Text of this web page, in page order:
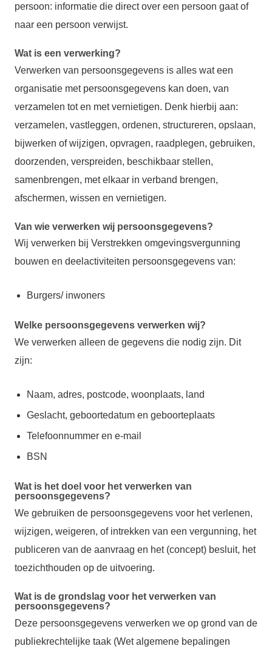
persoon: informatie die direct over een persoon gaat of
naar een persoon verwijst.
Wat is een verwerking?
Verwerken van persoonsgegevens is alles wat een
organisatie met persoonsgegevens kan doen, van
verzamelen tot en met vernietigen. Denk hierbij aan:
verzamelen, vastleggen, ordenen, structureren, opslaan,
bijwerken of wijzigen, opvragen, raadplegen, gebruiken,
doorzenden, verspreiden, beschikbaar stellen,
samenbrengen, met elkaar in verband brengen,
afschermen, wissen en vernietigen.
Van wie verwerken wij persoonsgegevens?
Wij verwerken bij Verstrekken omgevingsvergunning
bouwen en deelactiviteiten persoonsgegevens van:
Burgers/ inwoners
Welke persoonsgegevens verwerken wij?
We verwerken alleen de gegevens die nodig zijn. Dit
zijn:
Naam, adres, postcode, woonplaats, land
Geslacht, geboortedatum en geboorteplaats
Telefoonnummer en e-mail
BSN
Wat is het doel voor het verwerken van
persoonsgegevens?
We gebruiken de persoonsgegevens voor het verlenen,
wijzigen, weigeren, of intrekken van een vergunning, het
publiceren van de aanvraag en het (concept) besluit, het
toezichthouden op de uitvoering.
Wat is de grondslag voor het verwerken van
persoonsgegevens?
Deze persoonsgegevens verwerken we op grond van de
publiekrechtelijke taak (Wet algemene bepalingen